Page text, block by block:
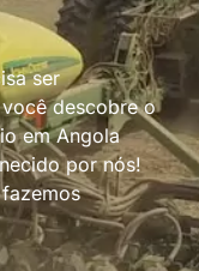
ser
descobre o
em Angola
por nós!